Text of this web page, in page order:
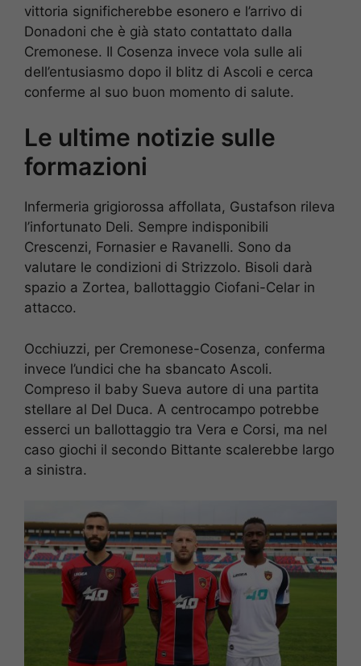
vittoria significherebbe esonero e l’arrivo di
Donadoni che è già stato contattato dalla
Cremonese. Il Cosenza invece vola sulle ali
dell’entusiasmo dopo il blitz di Ascoli e cerca
conferme al suo buon momento di salute.
Le ultime notizie sulle
formazioni
Infermeria grigiorossa affollata, Gustafson rileva
l’infortunato Deli. Sempre indisponibili
Crescenzi, Fornasier e Ravanelli. Sono da
valutare le condizioni di Strizzolo. Bisoli darà
spazio a Zortea, ballottaggio Ciofani-Celar in
attacco.
Occhiuzzi, per Cremonese-Cosenza, conferma
invece l’undici che ha sbancato Ascoli.
Compreso il baby Sueva autore di una partita
stellare al Del Duca. A centrocampo potrebbe
esserci un ballottaggio tra Vera e Corsi, ma nel
caso giochi il secondo Bittante scalerebbe largo
a sinistra.